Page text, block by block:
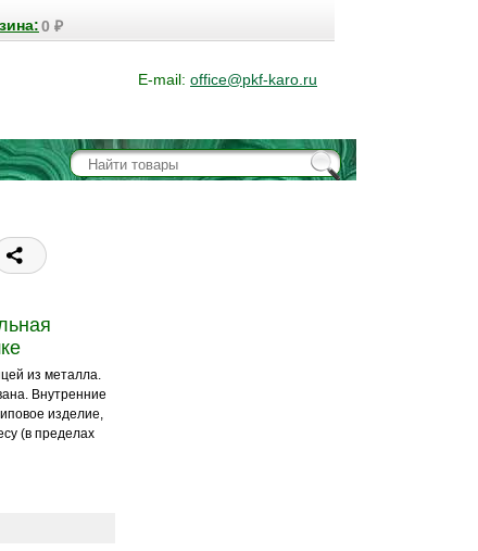
0 ₽
E-mail: office@pkf-karo.ru
из металла.
Внутренние
изделие,
(в пределах